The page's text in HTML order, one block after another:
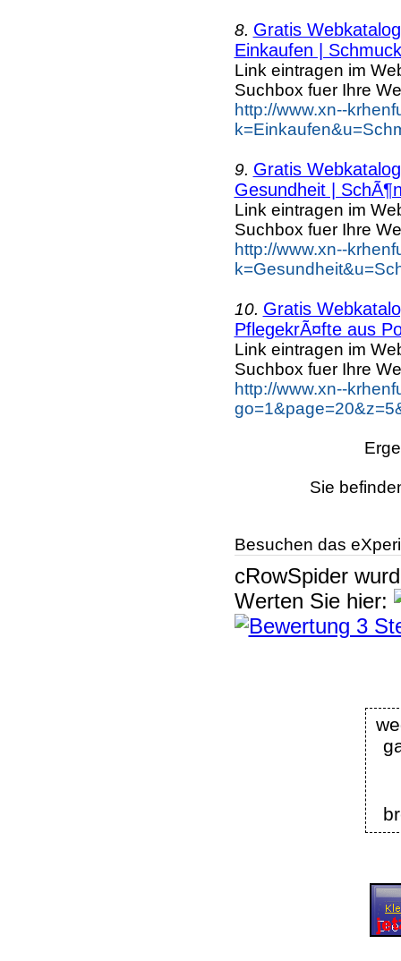
8. Gratis
Einkaufen | Schmuck
Link eintragen im
Suchbox fuer Ihre
http://www.xn--
9. Gratis
Gesundheit |
Link eintragen im
Suchbox fuer Ihre
http://www.xn--
10. Gratis
PflegekrÃ¤fte aus
Link eintragen im
Suchbox fuer Ihre
http://www.xn--
Sie
Besuchen das
cRowSpider
Werten Sie hier: